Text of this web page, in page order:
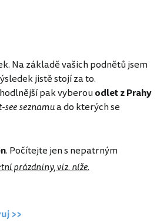
Na základě vašich podnětů jsem
jistě stojí za to.
pak vyberouodlet z Prahy
see seznamua do kterých se
. Počítejte jen s nepatrným
prázdniny, viz. níže.
>>